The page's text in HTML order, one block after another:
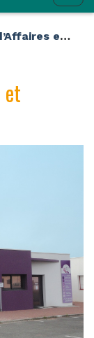
la
– Challans
et